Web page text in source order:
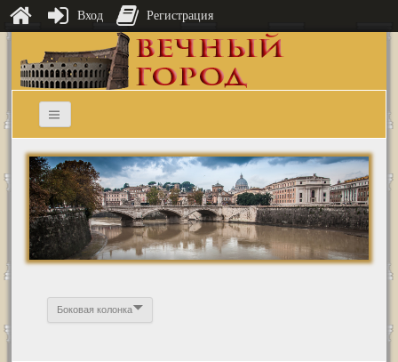
Боковая колонка
Вход Регистрация